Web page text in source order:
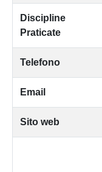
Discipline
Praticate
Telefono
Email
Sito web